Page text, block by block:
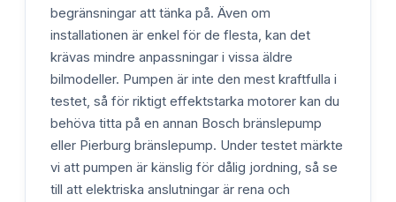
begränsningar att tänka på. Även om
installationen är enkel för de flesta, kan det
krävas mindre anpassningar i vissa äldre
bilmodeller. Pumpen är inte den mest kraftfulla i
testet, så för riktigt effektstarka motorer kan du
behöva titta på en annan Bosch bränslepump
eller Pierburg bränslepump. Under testet märkte
vi att pumpen är känslig för dålig jordning, så se
till att elektriska anslutningar är rena och